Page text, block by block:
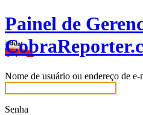
Painel de
Nome de usuário ou endereço de e-
Senha